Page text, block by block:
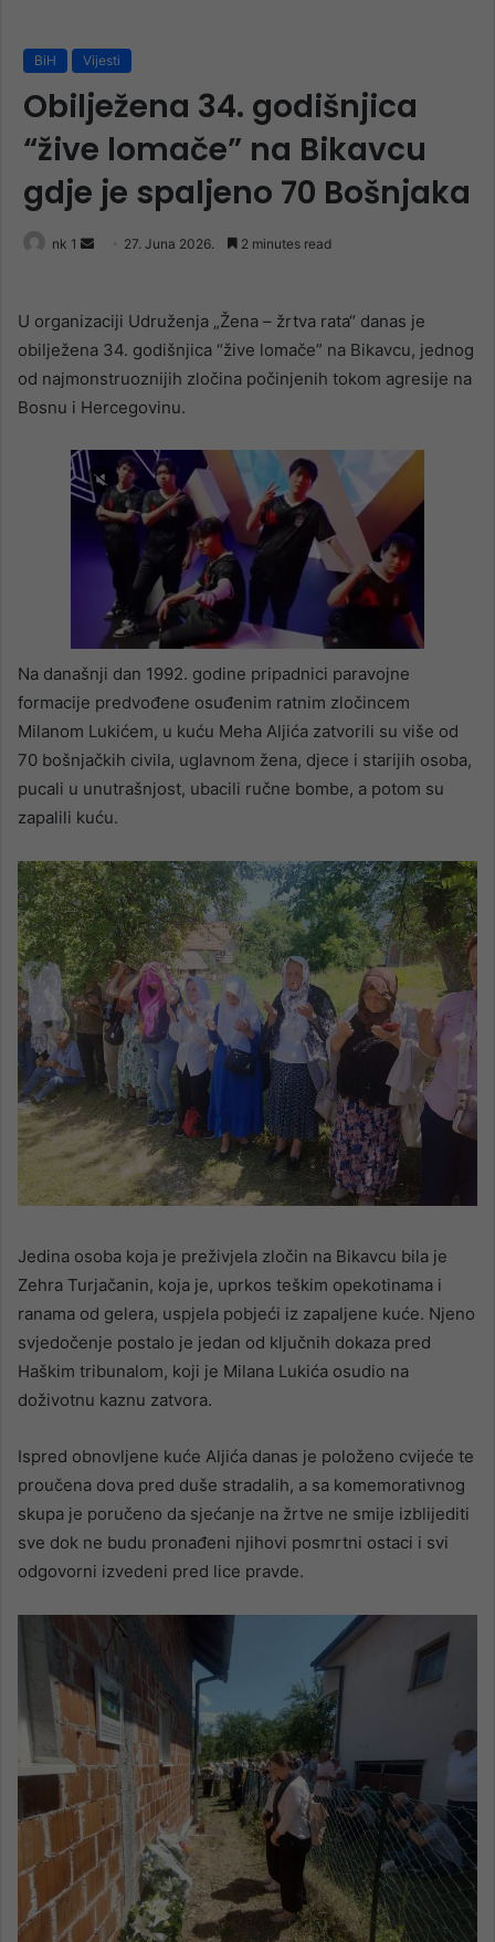
BiH Vijesti
Obilježena 34. godišnjica
“žive lomače” na Bikavcu
gdje je spaljeno 70 Bošnjaka
nk 1
Send 27. Juna 2026. 2 minutes read
U organizaciji Udruženja „Žena – žrtva rata“ danas je
obilježena 34. godišnjica “žive lomače” na Bikavcu, jednog
od najmonstruoznijih zločina počinjenih tokom agresije na
Bosnu i Hercegovinu.
Na današnji dan 1992. godine pripadnici paravojne
formacije predvođene osuđenim ratnim zločincem
Milanom Lukićem, u kuću Meha Aljića zatvorili su više od
70 bošnjačkih civila, uglavnom žena, djece i starijih osoba,
pucali u unutrašnjost, ubacili ručne bombe, a potom su
zapalili kuću.
Jedina osoba koja je preživjela zločin na Bikavcu bila je
Zehra Turjačanin, koja je, uprkos teškim opekotinama i
ranama od gelera, uspjela pobjeći iz zapaljene kuće. Njeno
svjedočenje postalo je jedan od ključnih dokaza pred
Haškim tribunalom, koji je Milana Lukića osudio na
doživotnu kaznu zatvora.
Ispred obnovljene kuće Aljića danas je položeno cvijeće te
proučena dova pred duše stradalih, a sa komemorativnog
skupa je poručeno da sjećanje na žrtve ne smije izblijediti
sve dok ne budu pronađeni njihovi posmrtni ostaci i svi
odgovorni izvedeni pred lice pravde.